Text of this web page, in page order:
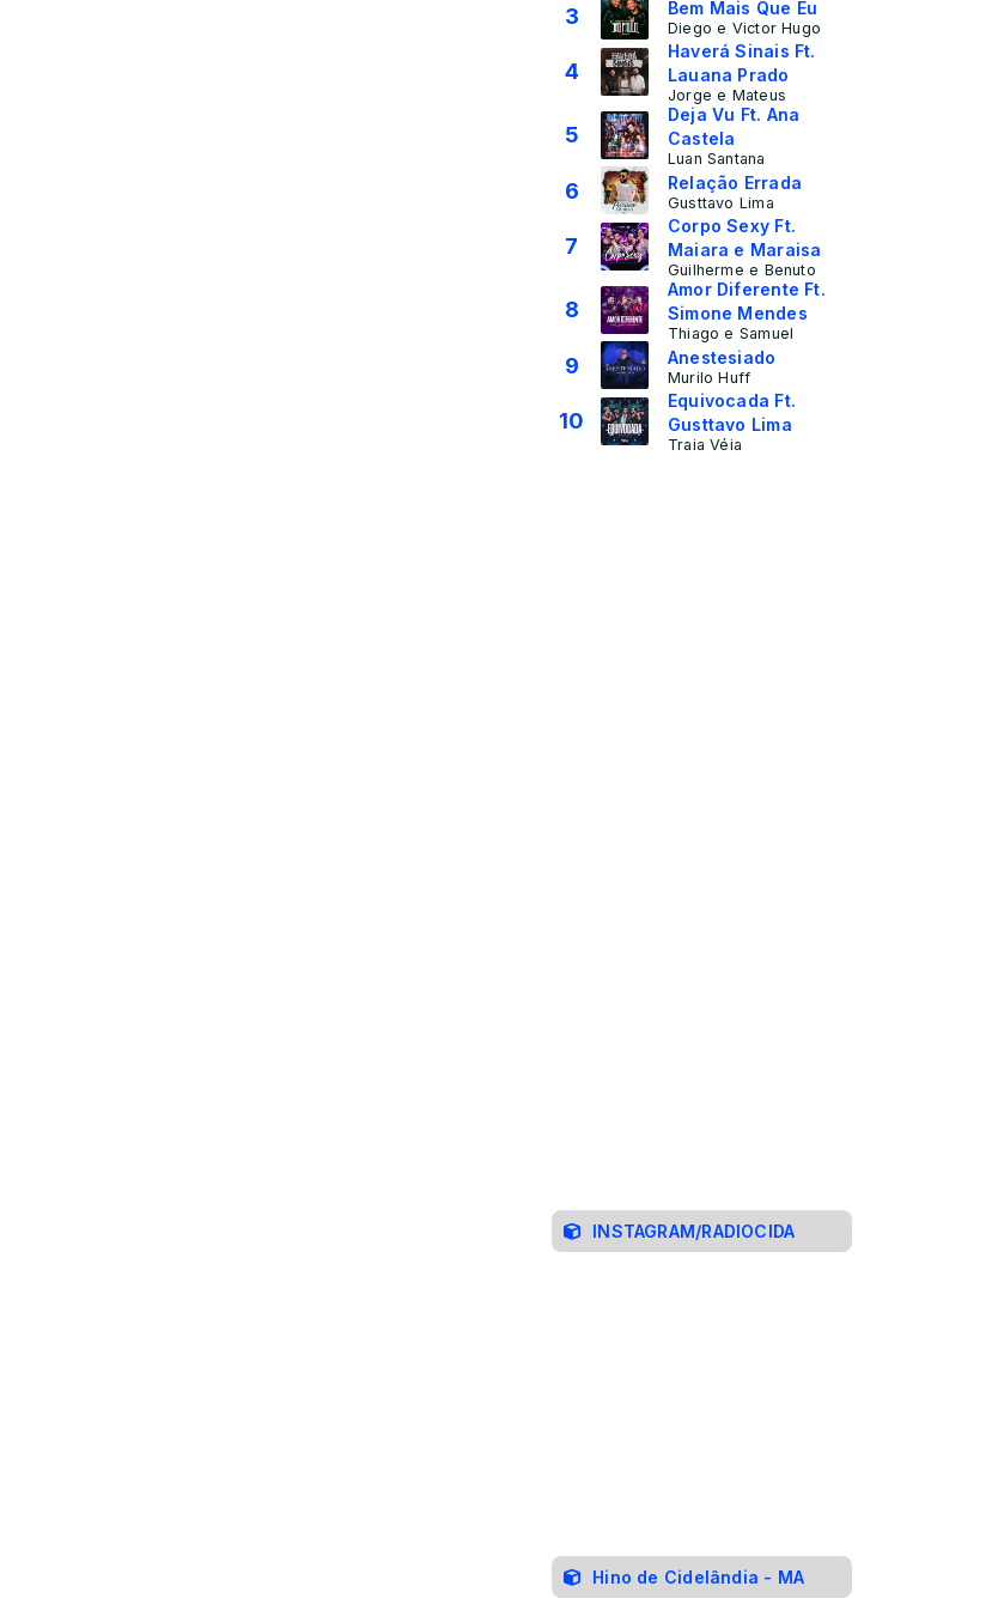
3 Bem Mais Que Eu
Diego e Victor Hugo
4
Haverá Sinais Ft.
Lauana Prado
Jorge e Mateus
5
Deja Vu Ft. Ana
Castela
Luan Santana
6 Relação Errada
Gusttavo Lima
7
Corpo Sexy Ft.
Maiara e Maraisa
Guilherme e Benuto
8
Amor Diferente Ft.
Simone Mendes
Thiago e Samuel
9 Anestesiado
Murilo Huff
10
Equivocada Ft.
Gusttavo Lima
Traia Véia
INSTAGRAM/RADIOCIDA
Hino de Cidelândia - MA